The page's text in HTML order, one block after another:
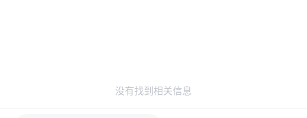
没有找到相关信息